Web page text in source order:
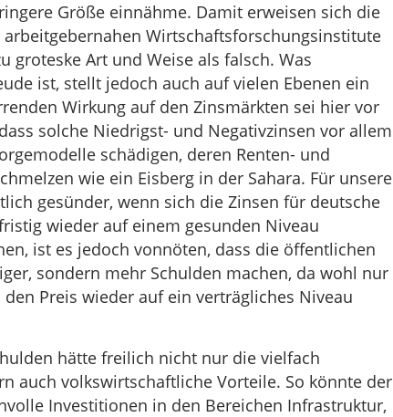
Größe einnähme. Damit erweisen sich die
Wirtschaftsforschungsinstitute
groteske Art und Weise als falsch. Was
ist, stellt jedoch auch auf vielen Ebenen ein
Wirkung auf den Zinsmärkten sei hier vor
solche Niedrigst- und Negativzinsen vor allem
schädigen, deren Renten- und
wie ein Eisberg in der Sahara. Für unsere
gesünder, wenn sich die Zinsen für deutsche
wieder auf einem gesunden Niveau
ist es jedoch vonnöten, dass die öffentlichen
sondern mehr Schulden machen, da wohl nur
Preis wieder auf ein verträgliches Niveau
hätte freilich nicht nur die vielfach
auch volkswirtschaftliche Vorteile. So könnte der
Investitionen in den Bereichen Infrastruktur,